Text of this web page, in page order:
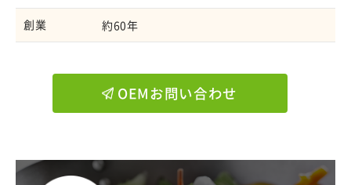
創業 約60年
OEMお問い合わせ